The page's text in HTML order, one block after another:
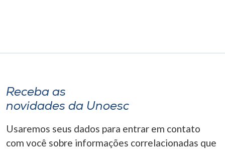
o idioma
A-
Receba as
novidades da Unoesc
Usaremos seus dados para entrar em contato
com você sobre informações correlacionadas que